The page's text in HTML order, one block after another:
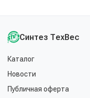
Синтез ТехВес
Каталог
Новости
Публичная оферта